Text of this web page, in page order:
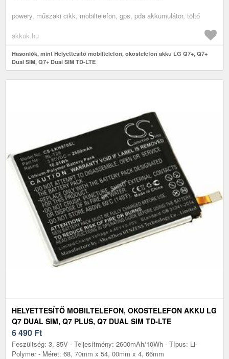
powery, műszaki cikk, mobiltelefon, gps, pda akkumulátor, töltő
akkuk.hu
Hasonlók, mint Helyettesítő mobiltelefon, okostelefon akku LG Q7+, Q7+
Dual SIM, Q7+ Dual SIM TD-LTE
HELYETTESÍTŐ MOBILTELEFON, OKOSTELEFON AKKU LG
Q7 DUAL SIM, Q7 PLUS, Q7 DUAL SIM TD-LTE
6 490 Ft
Feszültség: 3, 85V - Teljesítmény: 2600mAh/10Wh - Típus: Li-
Polymer - Méret: 68, 70mm x 54, 00mm x 4, 66mm